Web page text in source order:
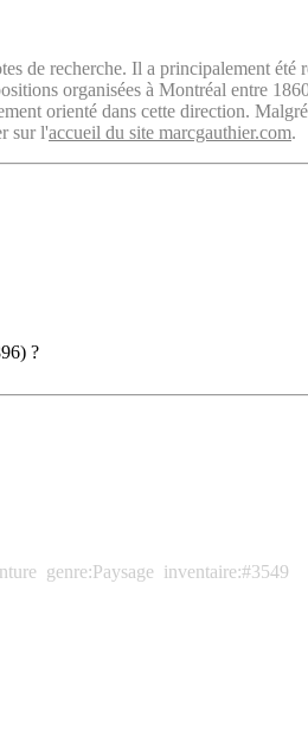
de recherche. Il a principalement
organisées à Montréal entre
orienté dans cette direction.
sur l'accueil du site marcgauthier.com.
?
genre:Paysage inventaire:#3549